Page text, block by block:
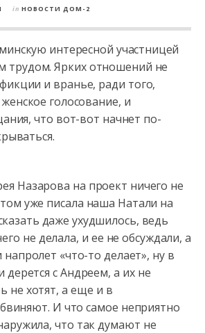
in НОВОСТИ ДОМ-2
интересной участницей
трудом. Ярких отношений не
и вранье, ради того,
голосование, и
что вот-вот начнет по-
Назарова на проект ничего не
уже писала наша Натали на
даже ухудшилось, ведь
не делала, и ее не обсуждали, а
напролет «что-то делает», ну в
дерется с Андреем, а их не
не хотят, а еще и в
И что самое неприятно
что так думают не